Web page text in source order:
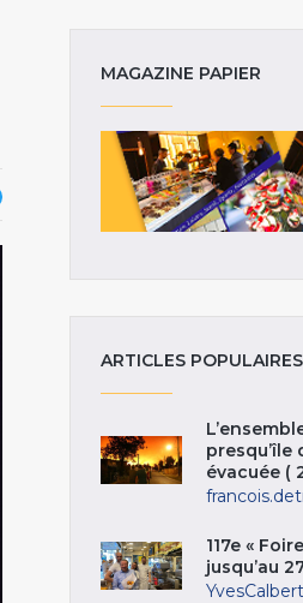
MAGAZINE PAPIER
ARTICLES
presqu’île
évacuée (
117e «
jusqu’au
YvesCalbert